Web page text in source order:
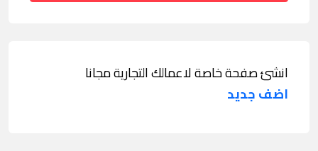
انشئ صفحة خاصة لاعمالك التجارية مجانا
اضف جديد